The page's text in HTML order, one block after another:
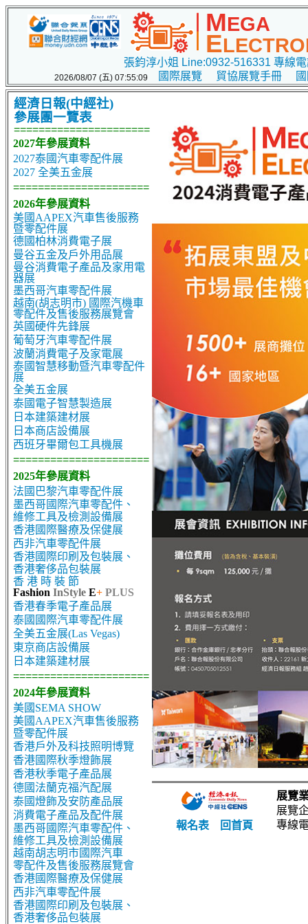
MEGA
E
張鈞淳小姐 Line:0932-516331 專線
2026/08/07 (五) 07:55:09 國際展覽 貿協展覽手冊
經濟日報(中經社)
參展團一覽表
======================
2027年參展資料
2027泰國汽車零配件展
2027 全美五金展
======================
2026年參展資料
美國AAPEX汽車售後服務
暨零配件展
德國柏林消費電子展
曼谷五金及戶外用品展
曼谷消費電子產品及家用電
器展
墨西哥汽車零配件展
越南(胡志明市) 國際汽機車
零配件及售後服務展覽會
英國硬件先鋒展
葡萄牙汽車零配件展
波蘭消費電子及家電展
泰國智慧移動暨汽車零配件
展
全美五金展
泰國電子智慧製造展
日本建築建材展
日本商店設備展
西班牙畢爾包工具機展
======================
2025年參展資料
法國巴黎汽車零配件展
墨西哥國際汽車零配件、
維修工具及檢測設備展
香港國際醫療及保健展
西非汽車零配件展
香港國際印刷及包裝展、
香港奢侈品包裝展
香 港 時 裝 節
Fashion InStyle E+ PLUS
香港春季電子產品展
泰國國際汽車零配件展
全美五金展(Las Vegas)
東京商店設備展
日本建築建材展
======================
2024年參展資料
美國SEMA SHOW
美國AAPEX汽車售後服務
暨零配件展
香港戶外及科技照明博覽
香港國際秋季燈飾展
香港秋季電子產品展
德國法蘭克福汽配展
泰國燈飾及安防產品展
消費電子產品及配件展
墨西哥國際汽車零配件、
維修工具及檢測設備展
越南胡志明市國際汽車
零配件及售後服務展覽會
香港國際醫療及保健展
西非汽車零配件展
香港國際印刷及包裝展、
香港奢侈品包裝展
展覽
展覽
專線
報名表 回首頁